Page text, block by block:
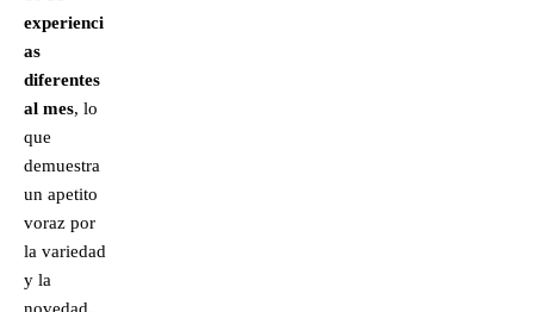
experienci
as
diferentes
al mes, lo
que
demuestra
un apetito
voraz por
la variedad
y la